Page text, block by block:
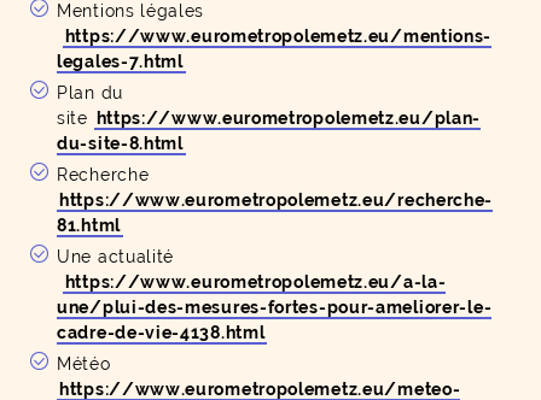
Mentions légales
https://www.eurometropolemetz.eu/mentions-
legales-7.html
Plan du
site
https://www.eurometropolemetz.eu/plan-
du-site-8.html
Recherche
https://www.eurometropolemetz.eu/recherche-
81.html
Une actualité
https://www.eurometropolemetz.eu/a-la-
une/plui-des-mesures-fortes-pour-ameliorer-le-
cadre-de-vie-4138.html
Météo
https://www.eurometropolemetz.eu/meteo-